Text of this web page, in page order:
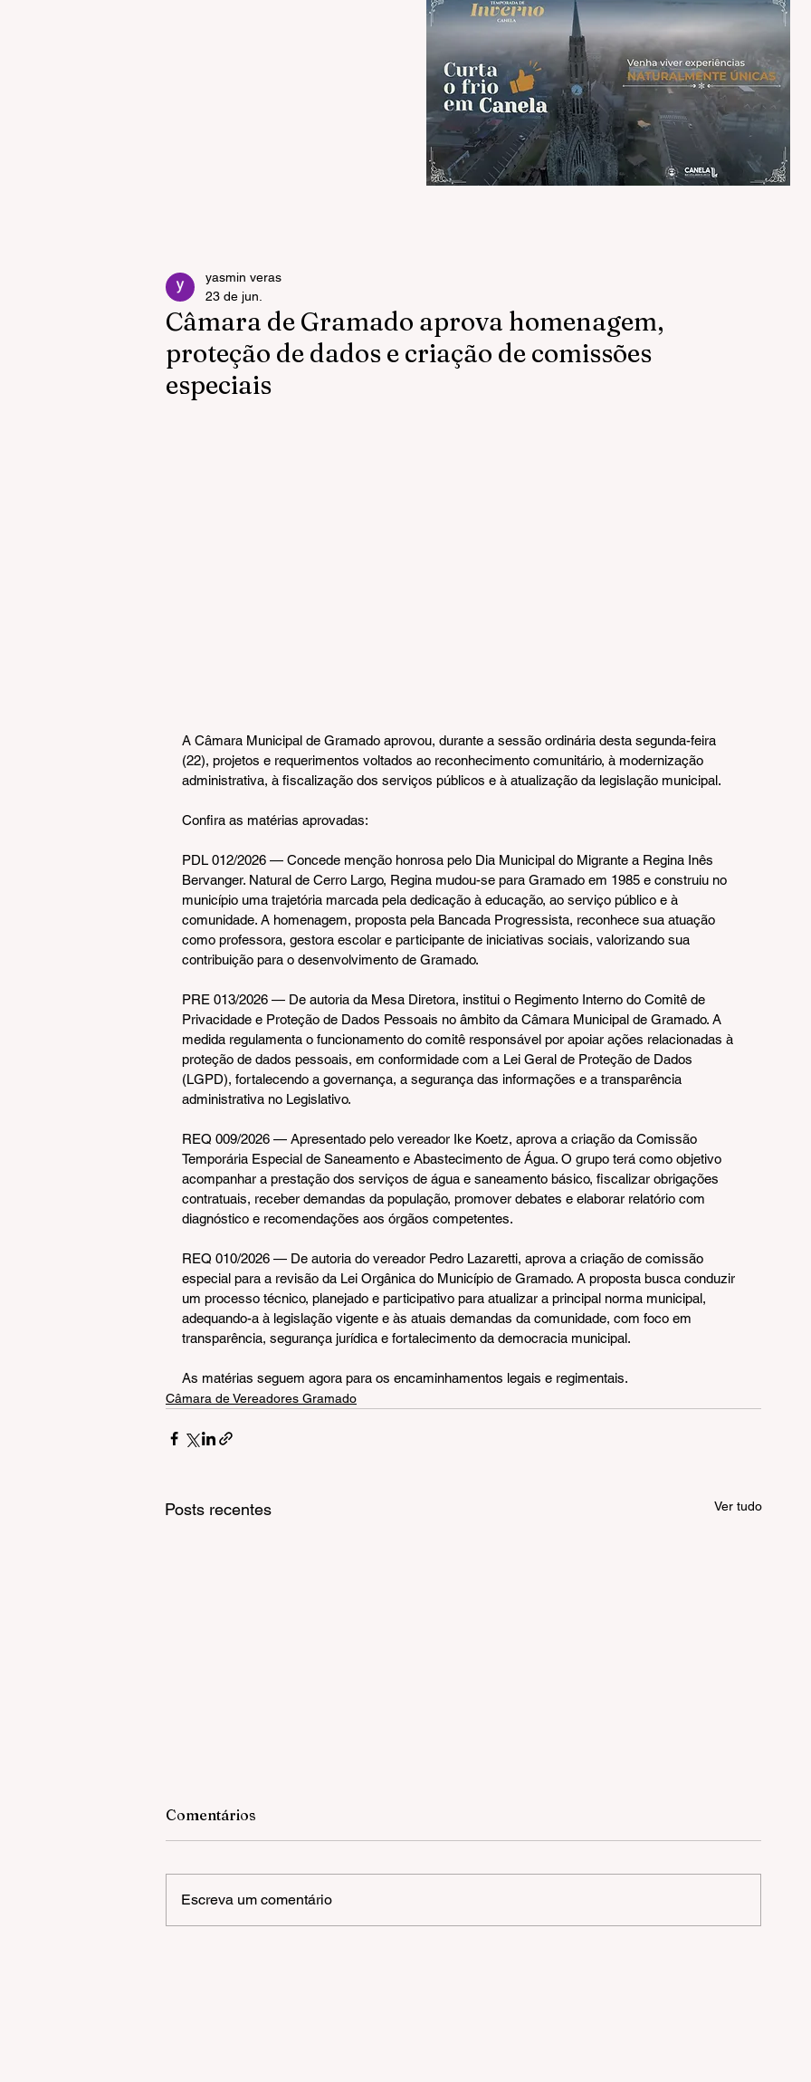
Câmara de Gramado aprova homenagem,
proteção de dados e criação de comissões
especiais
yasmin veras
23 de jun.
A Câmara Municipal de Gramado aprovou, durante a sessão ordinária desta segunda-feira
(22), projetos e requerimentos voltados ao reconhecimento comunitário, à modernização
administrativa, à fiscalização dos serviços públicos e à atualização da legislação municipal.
Confira as matérias aprovadas:
PDL 012/2026 — Concede menção honrosa pelo Dia Municipal do Migrante a Regina Inês
Bervanger. Natural de Cerro Largo, Regina mudou-se para Gramado em 1985 e construiu no
município uma trajetória marcada pela dedicação à educação, ao serviço público e à
comunidade. A homenagem, proposta pela Bancada Progressista, reconhece sua atuação
como professora, gestora escolar e participante de iniciativas sociais, valorizando sua
contribuição para o desenvolvimento de Gramado.
PRE 013/2026 — De autoria da Mesa Diretora, institui o Regimento Interno do Comitê de
Privacidade e Proteção de Dados Pessoais no âmbito da Câmara Municipal de Gramado. A
medida regulamenta o funcionamento do comitê responsável por apoiar ações relacionadas à
proteção de dados pessoais, em conformidade com a Lei Geral de Proteção de Dados
(LGPD), fortalecendo a governança, a segurança das informações e a transparência
administrativa no Legislativo.
REQ 009/2026 — Apresentado pelo vereador Ike Koetz, aprova a criação da Comissão
Temporária Especial de Saneamento e Abastecimento de Água. O grupo terá como objetivo
acompanhar a prestação dos serviços de água e saneamento básico, fiscalizar obrigações
contratuais, receber demandas da população, promover debates e elaborar relatório com
diagnóstico e recomendações aos órgãos competentes.
REQ 010/2026 — De autoria do vereador Pedro Lazaretti, aprova a criação de comissão
especial para a revisão da Lei Orgânica do Município de Gramado. A proposta busca conduzir
um processo técnico, planejado e participativo para atualizar a principal norma municipal,
adequando-a à legislação vigente e às atuais demandas da comunidade, com foco em
transparência, segurança jurídica e fortalecimento da democracia municipal.
As matérias seguem agora para os encaminhamentos legais e regimentais.
Câmara de Vereadores Gramado
Posts recentes Ver tudo
Comentários
Escreva um comentário